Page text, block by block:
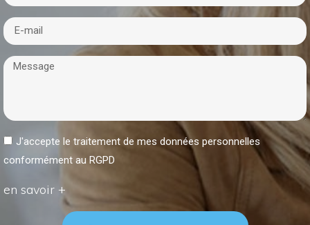
J'accepte le traitement de mes données personnelles
conformément au RGPD
en savoir +